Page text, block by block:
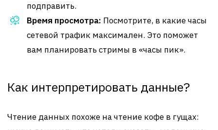
подправить.
Время просмотра: Посмотрите, в какие часы
сетевой трафик максимален. Это поможет
вам планировать стримы в «часы пик».
Как интерпретировать данные?
Чтение данных похоже на чтение кофе в гущах: